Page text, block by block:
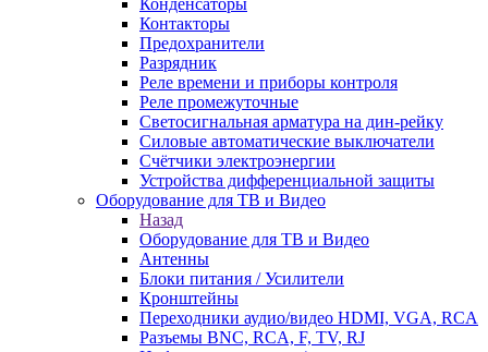
Конденсаторы
Контакторы
Предохранители
Разрядник
Реле времени и приборы контроля
Реле промежуточные
Светосигнальная арматура на дин-рейку
Силовые автоматические выключатели
Счётчики электроэнергии
Устройства дифференциальной защиты
Оборудование для ТВ и Видео
Назад
Оборудование для ТВ и Видео
Антенны
Блоки питания / Усилители
Кронштейны
Переходники аудио/видео HDMI, VGA, RCA
Разъемы BNС, RCA, F, TV, RJ